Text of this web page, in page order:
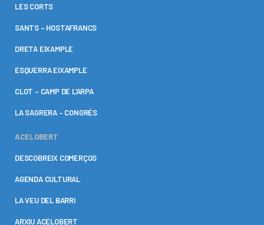
LES CORTS
SANTS – HOSTAFRANCS
DRETA EIXAMPLE
ESQUERRA EIXAMPLE
CLOT – CAMP DE L’ARPA
LA SAGRERA – CONGRÉS
ACELOBERT
DESCOBREIX COMERÇOS
AGENDA CULTURAL
LA VEU DEL BARRI
ARXIU ACELOBERT